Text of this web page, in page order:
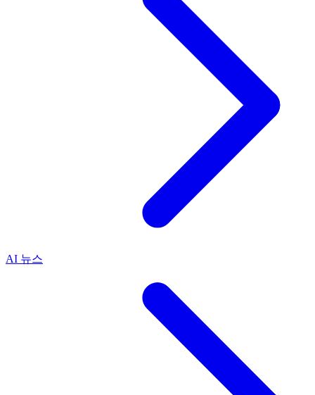
AI 뉴스